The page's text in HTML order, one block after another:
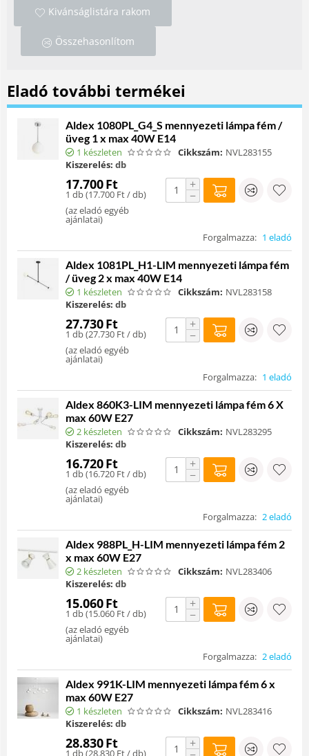
Kivánságlistára rakom
Összehasonlítom
Eladó további termékei
Aldex 1080PL_G4_S mennyezeti lámpa fém /
üveg 1 x max 40W E14
1 készleten Cikkszám: NVL283155
Kiszerelés: db
17.700Ft
1 db (17.700 Ft/ db)
(az eladó egyéb
ajánlatai)
+
−
Forgalmazza: 1 eladó
Aldex 1081PL_H1-LIM mennyezeti lámpa fém
/ üveg 2 x max 40W E14
1 készleten Cikkszám: NVL283158
Kiszerelés: db
27.730Ft
1 db (27.730 Ft/ db)
(az eladó egyéb
ajánlatai)
+
−
Forgalmazza: 1 eladó
Aldex 860K3-LIM mennyezeti lámpa fém 6 X
max 60W E27
2 készleten Cikkszám: NVL283295
Kiszerelés: db
16.720Ft
1 db (16.720 Ft/ db)
(az eladó egyéb
ajánlatai)
+
−
Forgalmazza: 2 eladó
Aldex 988PL_H-LIM mennyezeti lámpa fém 2
x max 60W E27
2 készleten Cikkszám: NVL283406
Kiszerelés: db
15.060Ft
1 db (15.060 Ft/ db)
(az eladó egyéb
ajánlatai)
+
−
Forgalmazza: 2 eladó
Aldex 991K-LIM mennyezeti lámpa fém 6 x
max 60W E27
1 készleten Cikkszám: NVL283416
Kiszerelés: db
28.830Ft
1 db (28.830 Ft/ db)
+